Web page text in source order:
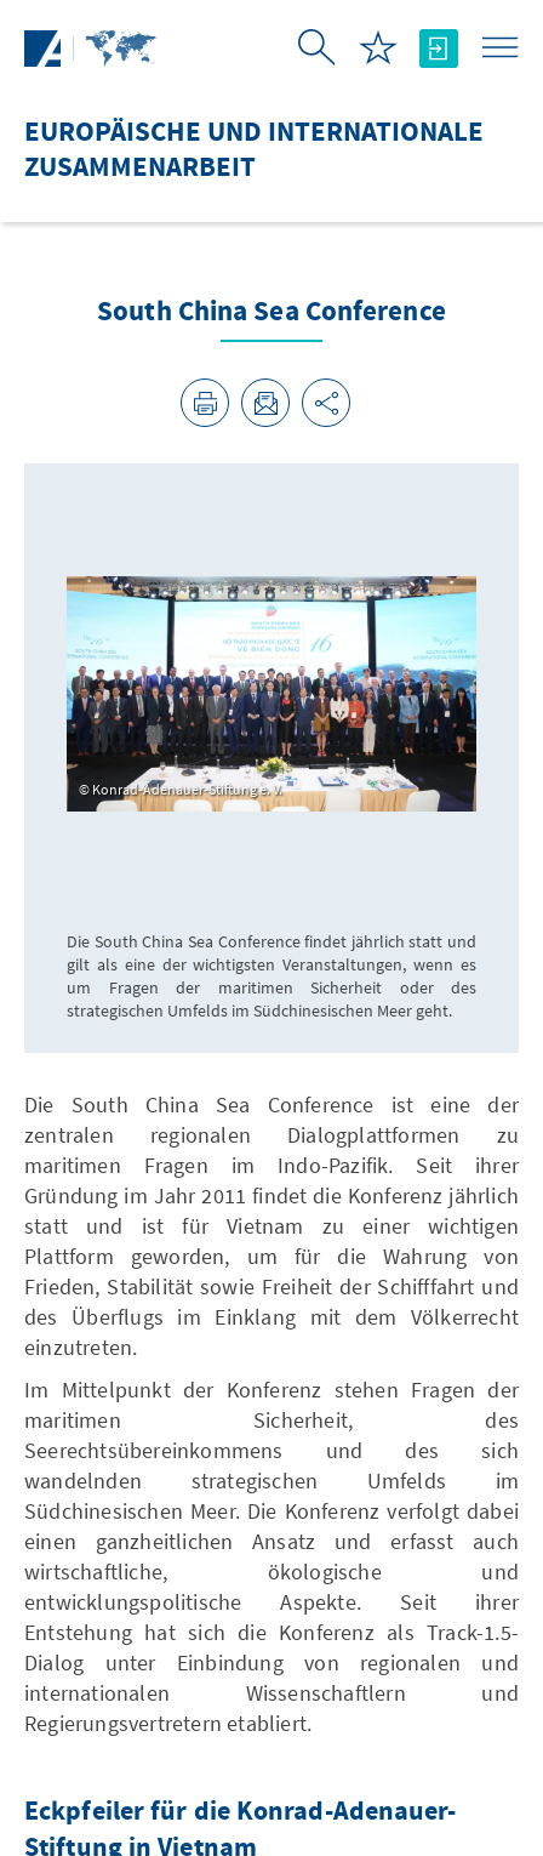
EUROPÄISCHE UND INTERNATIONALE
ZUSAMMENARBEIT
South China Sea Conference
Konrad-Adenauer-Stiftung e. V.
Die South China Sea Conference findet jährlich statt und
gilt als eine der wichtigsten Veranstaltungen, wenn es
um Fragen der maritimen Sicherheit oder des
strategischen Umfelds im Südchinesischen Meer geht.
Die South China Sea Conference ist eine der
zentralen regionalen Dialogplattformen zu
maritimen Fragen im Indo-Pazifik. Seit ihrer
Gründung im Jahr 2011 findet die Konferenz jährlich
statt und ist für Vietnam zu einer wichtigen
Plattform geworden, um für die Wahrung von
Frieden, Stabilität sowie Freiheit der Schifffahrt und
des Überflugs im Einklang mit dem Völkerrecht
einzutreten.
Im Mittelpunkt der Konferenz stehen Fragen der
maritimen Sicherheit, des
Seerechtsübereinkommens und des sich
wandelnden strategischen Umfelds im
Südchinesischen Meer. Die Konferenz verfolgt dabei
einen ganzheitlichen Ansatz und erfasst auch
wirtschaftliche, ökologische und
entwicklungspolitische Aspekte. Seit ihrer
Entstehung hat sich die Konferenz als Track-1.5-
Dialog unter Einbindung von regionalen und
internationalen Wissenschaftlern und
Regierungsvertretern etabliert.
Eckpfeiler für die Konrad-Adenauer-
Stiftung in Vietnam